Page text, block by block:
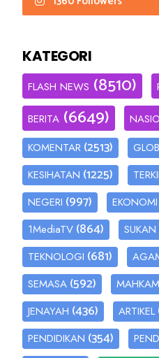
KATEGORI
FLASH NEWS (8510)
BERITA (6649)
KOMENTAR (2513)
KESIHATAN (1225)
NEGERI (997) EKONOMI
1MediaTV (864) SUKAN
TEKNOLOGI (681)
SEMASA (592)
JENAYAH (436) ARTIKEL
PENDIDIKAN (354)